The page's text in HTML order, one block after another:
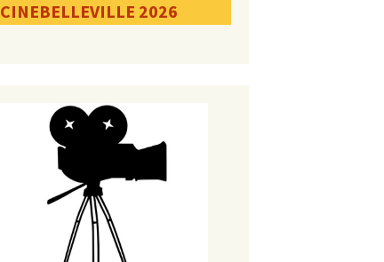
CINEBELLEVILLE 2026